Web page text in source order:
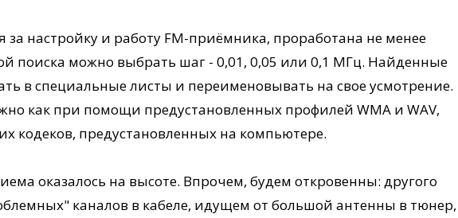
за настройку и работу FM-приёмника, проработана не менее
поиска можно выбрать шаг - 0,01, 0,05 или 0,1 МГц. Найденные
в специальные листы и переименовывать на свое усмотрение.
как при помощи предустановленных профилей WMA и WAV,
кодеков, предустановленных на компьютере.
оказалось на высоте. Впрочем, будем откровенны: другого
каналов в кабеле, идущем от большой антенны в тюнер,